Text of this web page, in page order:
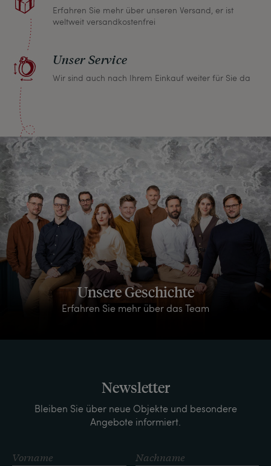
Erfahren Sie mehr über unseren Versand, er ist
weltweit versandkostenfrei
Unser Service
Wir sind auch nach Ihrem Einkauf weiter für Sie da
Unsere Geschichte
Erfahren Sie mehr über das Team
Newsletter
Bleiben Sie über neue Objekte und besondere
Angebote informiert.